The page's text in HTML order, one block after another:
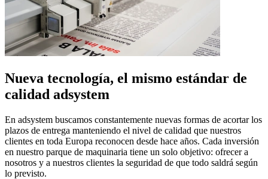
Nueva tecnología, el mismo estándar de
calidad adsystem
En adsystem buscamos constantemente nuevas formas de acortar los
plazos de entrega manteniendo el nivel de calidad que nuestros
clientes en toda Europa reconocen desde hace años. Cada inversión
en nuestro parque de maquinaria tiene un solo objetivo: ofrecer a
nosotros y a nuestros clientes la seguridad de que todo saldrá según
lo previsto.